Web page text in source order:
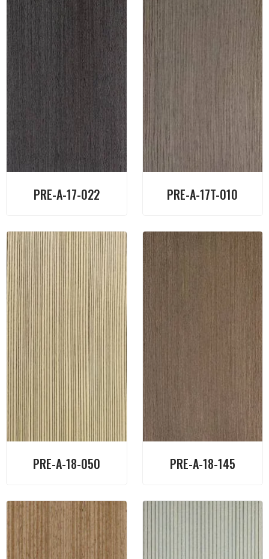
PRE-A-17-022 PRE-A-17T-010
PRE-A-18-050 PRE-A-18-145